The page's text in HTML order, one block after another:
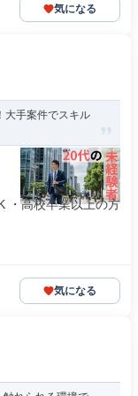
気になる
大手案件でスキル
・高校卒業以上の方
気になる